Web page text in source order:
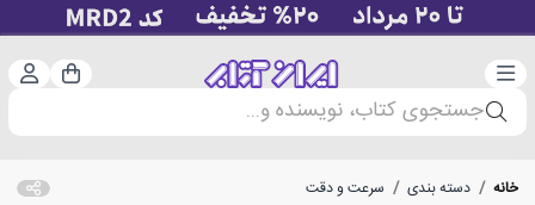
دسته‌بندی سبد
جستجوی کتاب، نویسنده و...
خانه / دسته بندی / سرعت و دقت